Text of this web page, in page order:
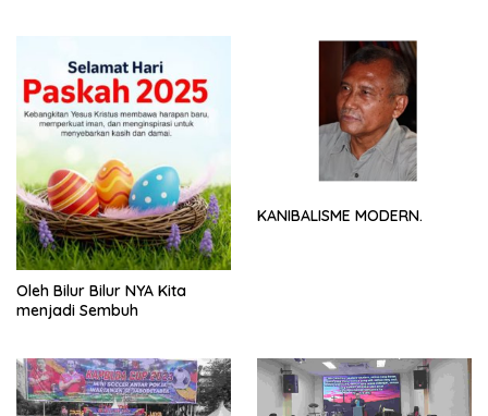
Oleh Bilur Bilur NYA Kita
menjadi Sembuh
KANIBALISME MODERN.